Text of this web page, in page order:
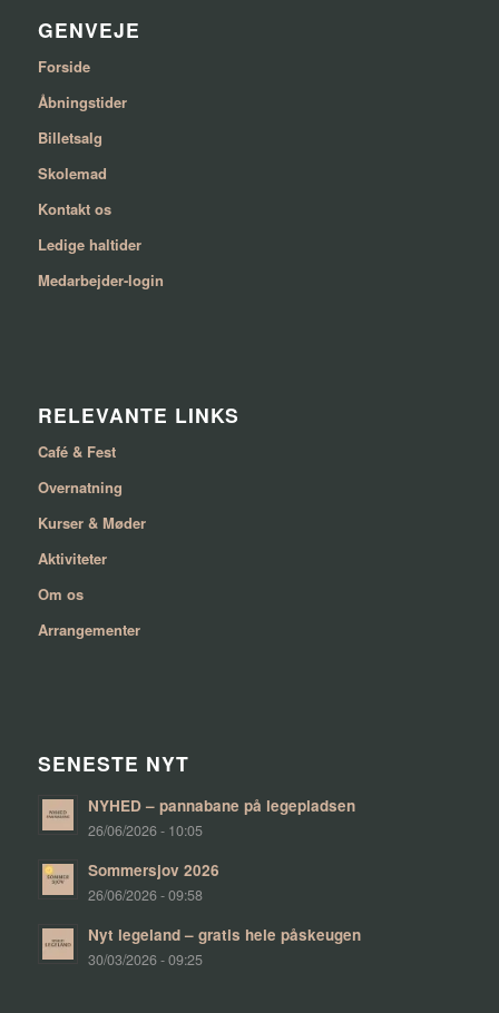
GENVEJE
Forside
Åbningstider
Billetsalg
Skolemad
Kontakt os
Ledige haltider
Medarbejder-login
RELEVANTE LINKS
Café & Fest
Overnatning
Kurser & Møder
Aktiviteter
Om os
Arrangementer
SENESTE NYT
NYHED – pannabane på legepladsen
26/06/2026 - 10:05
Sommersjov 2026
26/06/2026 - 09:58
Nyt legeland – gratis hele påskeugen
30/03/2026 - 09:25